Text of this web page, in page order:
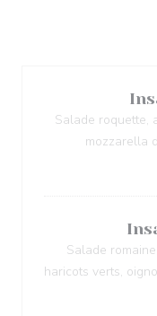
Salade roquette,
mozzarella
Salade
haricots verts,